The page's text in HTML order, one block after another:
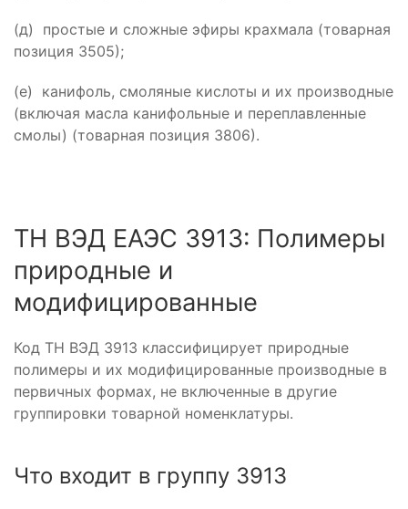
(д) простые и сложные эфиры крахмала (товарная
позиция 3505);
(е) канифоль, смоляные кислоты и их производные
(включая масла канифольные и переплавленные
смолы) (товарная позиция 3806).
ТН ВЭД ЕАЭС 3913: Полимеры
природные и
модифицированные
Код ТН ВЭД 3913 классифицирует природные
полимеры и их модифицированные производные в
первичных формах, не включенные в другие
группировки товарной номенклатуры.
Что входит в группу 3913